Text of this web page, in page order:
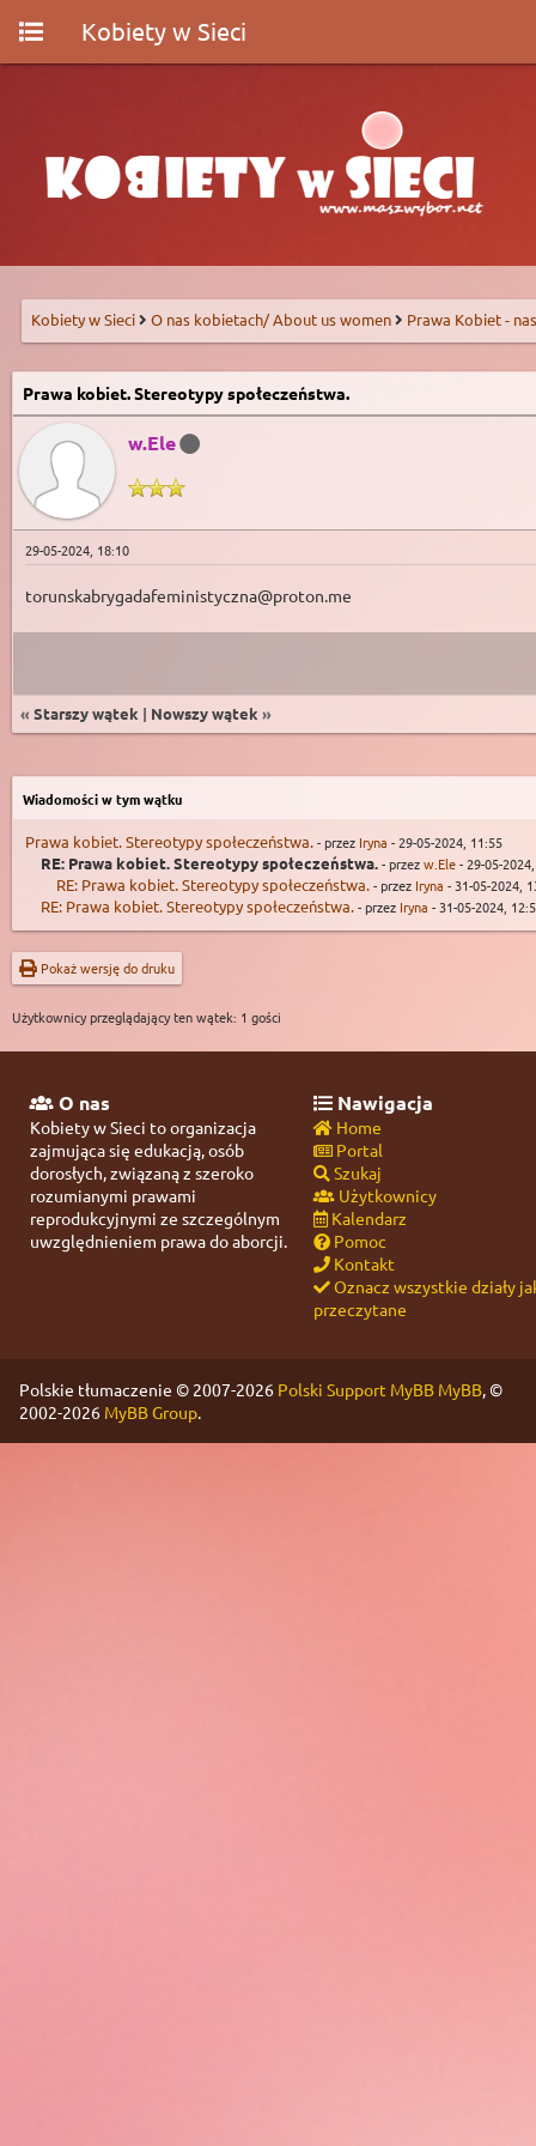
Kobiety w Sieci
Kobiety w Sieci O nas kobietach/ About us women Prawa Kobiet -
Prawa kobiet. Stereotypy społeczeństwa.
w.Ele
29-05-2024, 18:10
torunskabrygadafeministyczna@proton.me
« Starszy wątek | Nowszy wątek »
Wiadomości w tym wątku
Prawa kobiet. Stereotypy społeczeństwa.- przez Iryna - 29-05-2024, 11:55
RE: Prawa kobiet. Stereotypy społeczeństwa.- przezw.Ele- 29-05-
RE: Prawa kobiet. Stereotypy społeczeństwa.- przez Iryna - 31-05-2024,
RE: Prawa kobiet. Stereotypy społeczeństwa.- przez Iryna - 31-05-2024,
Pokaż wersję do druku
Użytkownicy przeglądający ten wątek: 1 gości
O nas
Kobiety w Sieci to organizacja
zajmująca się edukacją, osób
dorosłych, związaną z szeroko
rozumianymi prawami
reprodukcyjnymi ze szczególnym
uwzględnieniem prawa do aborcji.
Nawigacja
Home
Portal
Szukaj
Użytkownicy
Kalendarz
Pomoc
Kontakt
Oznacz wszystkie działy
przeczytane
Polskie tłumaczenie © 2007-2026 Polski Support MyBB MyBB, ©
2002-2026 MyBB Group.